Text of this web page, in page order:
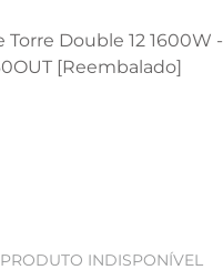
Torre Double 12 1600W -
[Reembalado]